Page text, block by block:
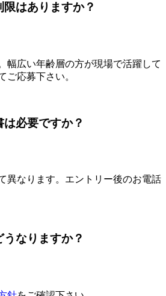
はありますか？
幅広い年齢層の方が現場で活躍して
ご応募下さい。
必要ですか？
異なります。エントリー後のお電話
なりますか？